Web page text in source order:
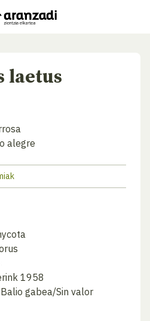
laetus
alegre
1958
Balio gabea/Sin valor